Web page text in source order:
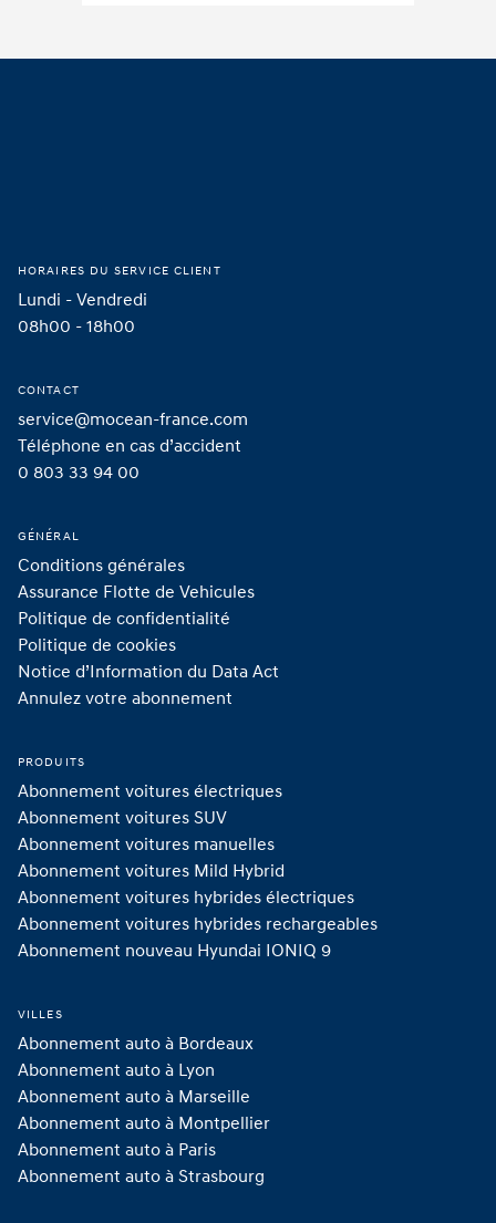
HORAIRES DU SERVICE CLIENT
Lundi - Vendredi
08h00 - 18h00
CONTACT
service@mocean-france.com
Téléphone en cas d’accident
0 803 33 94 00
GÉNÉRAL
Conditions générales
Assurance Flotte de Vehicules
Politique de confidentialité
Politique de cookies
Notice d’Information du Data Act
Annulez votre abonnement
PRODUITS
Abonnement voitures électriques
Abonnement voitures SUV
Abonnement voitures manuelles
Abonnement voitures Mild Hybrid
Abonnement voitures hybrides électriques
Abonnement voitures hybrides rechargeables
Abonnement nouveau Hyundai IONIQ 9
VILLES
Abonnement auto à Bordeaux
Abonnement auto à Lyon
Abonnement auto à Marseille
Abonnement auto à Montpellier
Abonnement auto à Paris
Abonnement auto à Strasbourg